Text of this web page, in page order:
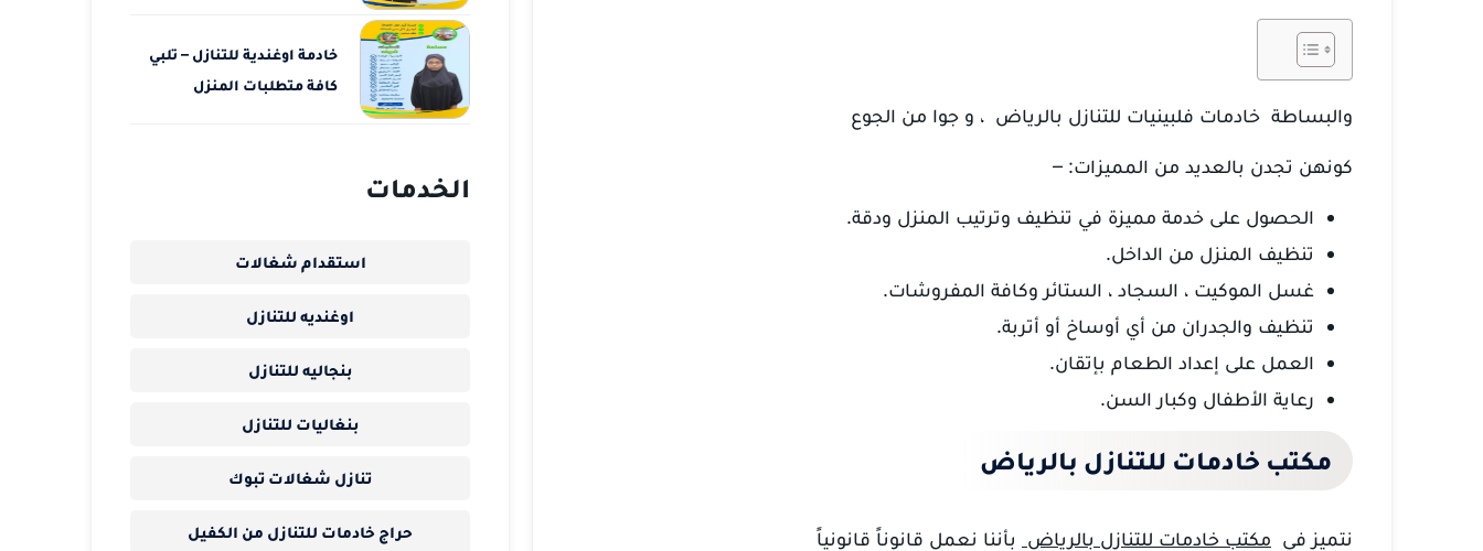
والبساطة خادمات فلبينيات للتنازل بالرياض ، و جوا من الجوع
كونهن تجدن بالعديد من المميزات: –
الحصول على خدمة مميزة في تنظيف وترتيب المنزل ودقة.
تنظيف المنزل من الداخل.
غسل الموكيت ، السجاد ، الستائر وكافة المفروشات.
تنظيف والجدران من أي أوساخ أو أتربة.
العمل على إعداد الطعام بإتقان.
رعاية الأطفال وكبار السن.
مكتب خادمات للتنازل بالرياض
نتميز في مكتب خادمات للتنازل بالرياض بأننا نعمل قانوناً قانونياً
خادمة اوغندية للتنازل – تلبي
كافة متطلبات المنزل
الخدمات
استقدام شغالات
اوغنديه للتنازل
بنجاليه للتنازل
بنغاليات للتنازل
تنازل شغالات تبوك
حراج خادمات للتنازل من الكفيل